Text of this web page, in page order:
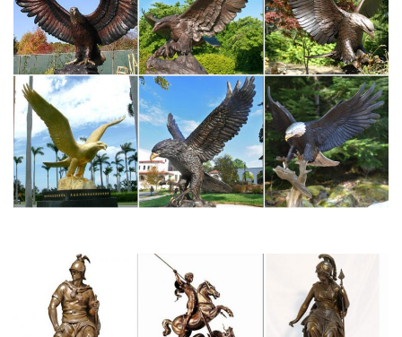
Феди» с доставкой по Санкт-Петербургу.Доставляем в регионы
России. Телефон в Санкт-Петербурге. 8(812)607-10-88.
Купить статуэтки кошек и собак в Санкт-Петербурге.
Особенно забавно выглядят статуэтки собак, купить которые
можно в нашем каталоге. Они имеют непропорционально
большую голову или одеты в курьезную одежду.Петух –
символ года.
Фигурки собак купить оптом – недорогая фигура собаки из…
Фигурки собак из полистоуна оптом в Санкт-Петербурге.
подарка на Новый Год.
Фигурки собак символ 2018 года купить в Москве…
Цена 1 999 руб. Купить. -50% Артикул: 60072 Статуэтка собаки